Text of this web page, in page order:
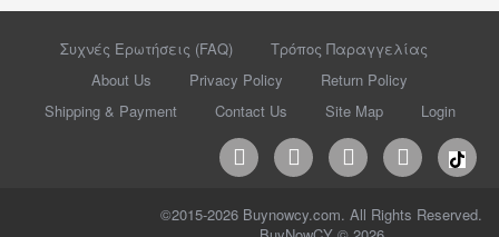
Συχνές Ερωτήσεις (FAQ)
Τρόπος Παραγγελίας
About Us
Privacy Policy
Return Policy
Shipping & Payment
Contact Us Site Map Login
©2015-2026 Buynowcy.com. All Rights Reserved.